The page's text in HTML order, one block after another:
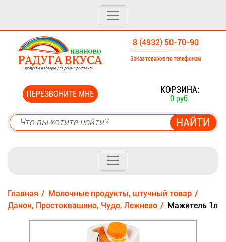
8 (4932) 50-70-90
Заказ товаров по телефонам
ПЕРЕЗВОНИТЕ МНЕ КОРЗИНА:
0 руб.
Главная
Молочные продукты, штучный товар
Данон, Простоквашино, Чудо, Лежнево
Мажитель 1л